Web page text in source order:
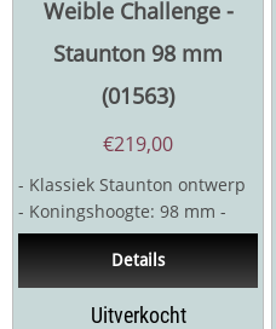
Weible Challenge -
Staunton 98 mm
(01563)
€219,00
- Klassiek Staunton ontwerp
- Koningshoogte: 98 mm -
Palmhout / gebeitst
palmhout -...Details
Uitverkocht